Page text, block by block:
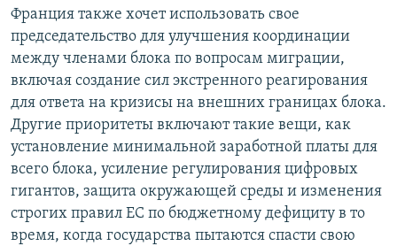
Франция также хочет использовать свое
председательство для улучшения координации
между членами блока по вопросам миграции,
включая создание сил экстренного реагирования
для ответа на кризисы на внешних границах блока.
Другие приоритеты включают такие вещи, как
установление минимальной заработной платы для
всего блока, усиление регулирования цифровых
гигантов, защита окружающей среды и изменения
строгих правил ЕС по бюджетному дефициту в то
время, когда государства пытаются спасти свою